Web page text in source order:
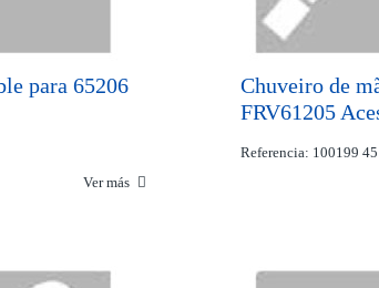
para 65206
Ver más
Chuveiro de
FRV61205
Referencia: 100199 45